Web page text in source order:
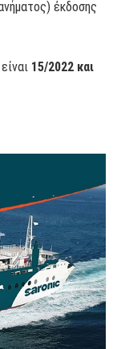
έκδοσης
15/2022 και